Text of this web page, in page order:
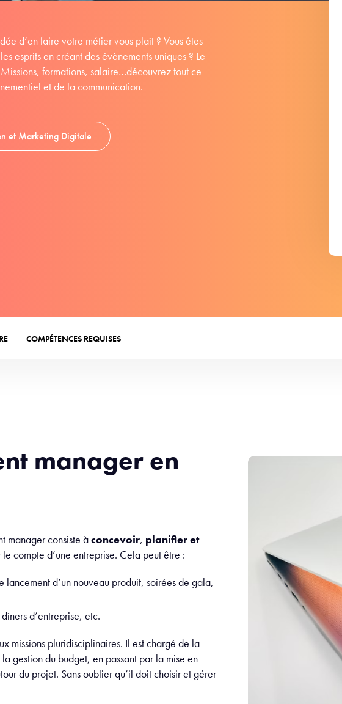
d’en faire votre métier vous plaît ? Vous êtes
esprits en créant des évènements uniques ? Le
formations, salaire…découvrez tout ce
et de la communication.
et Marketing Digitale
COMPÉTENCES REQUISES
manager en
manager consiste àconcevoir, planifier et
le compte d’une entreprise. Cela peut être :
lancement d’un nouveau produit, soirées de gala,
d’entreprise, etc.
missions pluridisciplinaires. Il est chargé de la
gestion du budget, en passant par la mise en
du projet. Sans oublier qu’il doit choisir et gérer